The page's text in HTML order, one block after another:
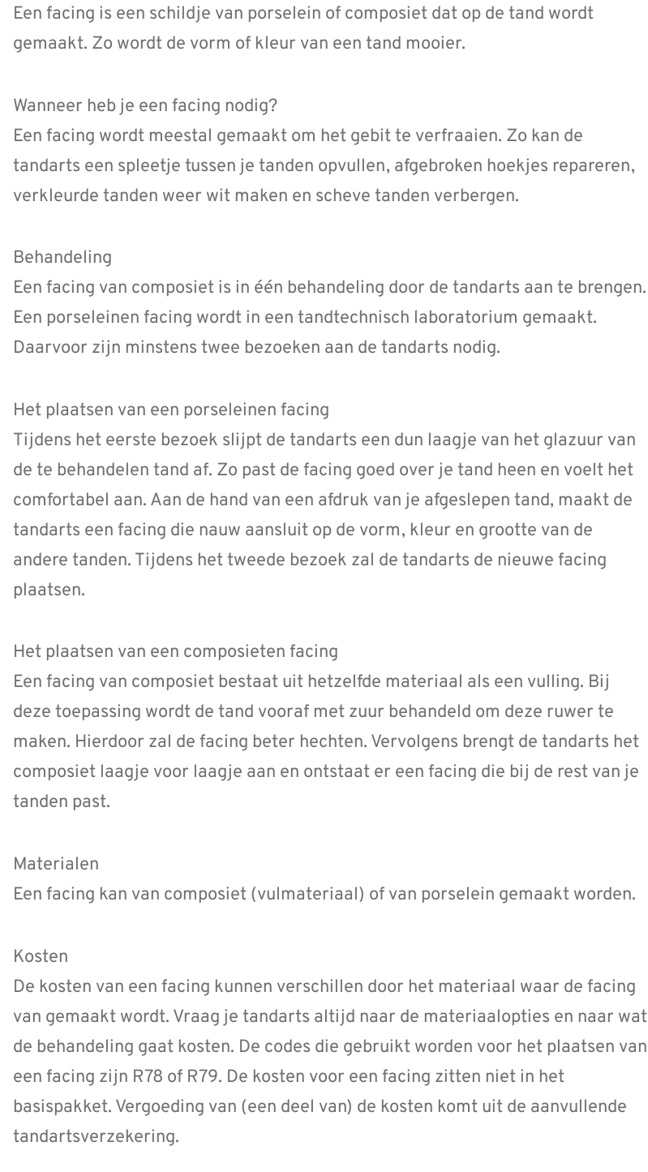
Een facing is een schildje van porselein of composiet dat op de tand wordt
gemaakt. Zo wordt de vorm of kleur van een tand mooier.
Wanneer heb je een facing nodig?
Een facing wordt meestal gemaakt om het gebit te verfraaien. Zo kan de
tandarts een spleetje tussen je tanden opvullen, afgebroken hoekjes repareren,
verkleurde tanden weer wit maken en scheve tanden verbergen.
Behandeling
Een facing van composiet is in één behandeling door de tandarts aan te brengen.
Een porseleinen facing wordt in een tandtechnisch laboratorium gemaakt.
Daarvoor zijn minstens twee bezoeken aan de tandarts nodig.
Het plaatsen van een porseleinen facing
Tijdens het eerste bezoek slijpt de tandarts een dun laagje van het glazuur van
de te behandelen tand af. Zo past de facing goed over je tand heen en voelt het
comfortabel aan. Aan de hand van een afdruk van je afgeslepen tand, maakt de
tandarts een facing die nauw aansluit op de vorm, kleur en grootte van de
andere tanden. Tijdens het tweede bezoek zal de tandarts de nieuwe facing
plaatsen.
Het plaatsen van een composieten facing
Een facing van composiet bestaat uit hetzelfde materiaal als een vulling. Bij
deze toepassing wordt de tand vooraf met zuur behandeld om deze ruwer te
maken. Hierdoor zal de facing beter hechten. Vervolgens brengt de tandarts het
composiet laagje voor laagje aan en ontstaat er een facing die bij de rest van je
tanden past.
Materialen
Een facing kan van composiet (vulmateriaal) of van porselein gemaakt worden.
Kosten
De kosten van een facing kunnen verschillen door het materiaal waar de facing
van gemaakt wordt. Vraag je tandarts altijd naar de materiaalopties en naar wat
de behandeling gaat kosten. De codes die gebruikt worden voor het plaatsen van
een facing zijn R78 of R79. De kosten voor een facing zitten niet in het
basispakket. Vergoeding van (een deel van) de kosten komt uit de aanvullende
tandartsverzekering.